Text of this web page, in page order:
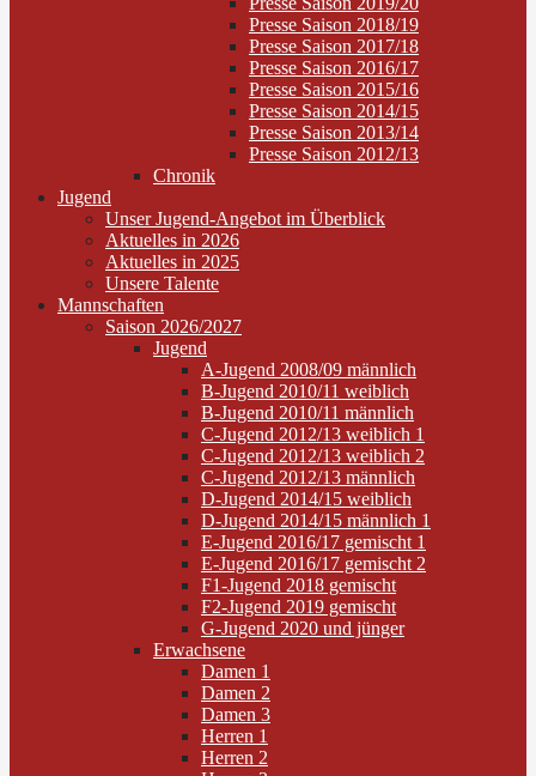
Presse Saison 2018/19
Presse Saison 2017/18
Presse Saison 2016/17
Presse Saison 2015/16
Presse Saison 2014/15
Presse Saison 2013/14
Presse Saison 2012/13
Chronik
Jugend
Unser Jugend-Angebot im Überblick
Aktuelles in 2026
Aktuelles in 2025
Unsere Talente
Mannschaften
Saison 2026/2027
Jugend
A-Jugend 2008/09 männlich
B-Jugend 2010/11 weiblich
B-Jugend 2010/11 männlich
C-Jugend 2012/13 weiblich 1
C-Jugend 2012/13 weiblich 2
C-Jugend 2012/13 männlich
D-Jugend 2014/15 weiblich
D-Jugend 2014/15 männlich 1
E-Jugend 2016/17 gemischt 1
E-Jugend 2016/17 gemischt 2
F1-Jugend 2018 gemischt
F2-Jugend 2019 gemischt
G-Jugend 2020 und jünger
Erwachsene
Damen 1
Damen 2
Damen 3
Herren 1
Herren 2